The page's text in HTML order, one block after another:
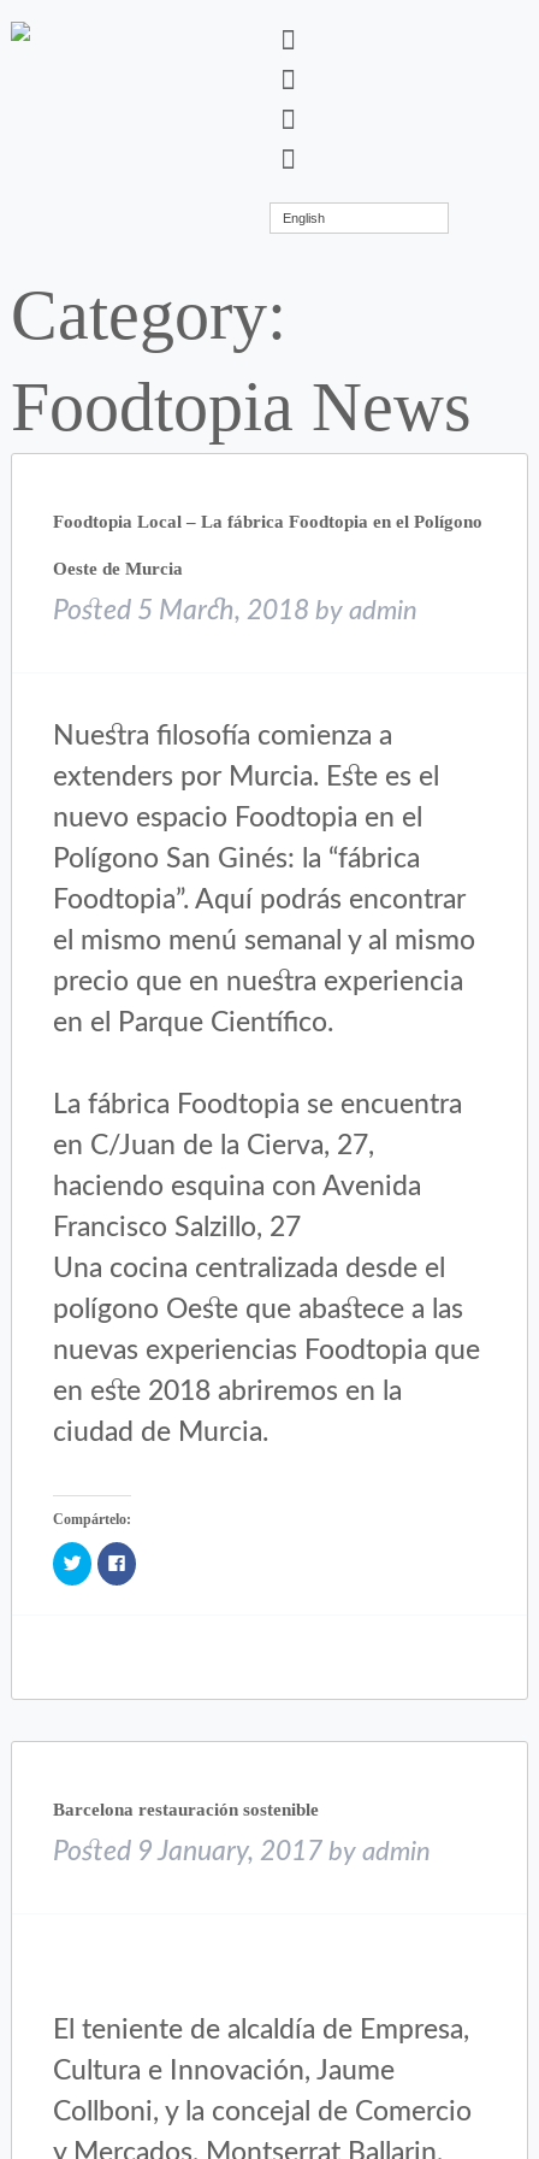
English
Category:
Foodtopia News
Foodtopia Local – La fábrica Foodtopia en el Polígono
Oeste de Murcia
Posted 5 March, 2018 by admin
Nuestra filosofía comienza a
extenders por Murcia. Este es el
nuevo espacio Foodtopia en el
Polígono San Ginés: la “fábrica
Foodtopia”. Aquí podrás encontrar
el mismo menú semanal y al mismo
precio que en nuestra experiencia
en el Parque Científico.
La fábrica Foodtopia se encuentra
en C/Juan de la Cierva, 27,
haciendo esquina con Avenida
Francisco Salzillo, 27
Una cocina centralizada desde el
polígono Oeste que abastece a las
nuevas experiencias Foodtopia que
en este 2018 abriremos en la
ciudad de Murcia.
Compártelo:
Click
to
(Opens
new
Click
to
(Opens
new
Barcelona restauración sostenible
Posted 9 January, 2017 by admin
El teniente de alcaldía de Empresa,
Cultura e Innovación, Jaume
Collboni, y la concejal de Comercio
y Mercados, Montserrat Ballarin,